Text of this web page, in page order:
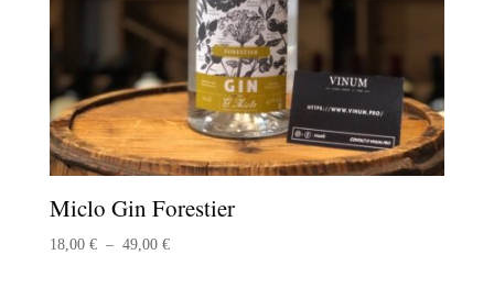
Miclo Gin Forestier
18,00 € – 49,00 €Plage